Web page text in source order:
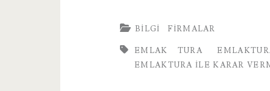
BILGI FIRMALAR
EMLAK TURA
EMLAKTURA İLE KARAR